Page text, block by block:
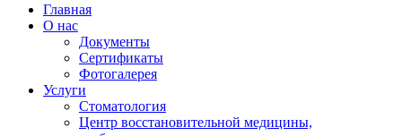
Главная
О нас
Документы
Сертификаты
Фотогалерея
Услуги
Стоматология
Центр восстановительной медицины,